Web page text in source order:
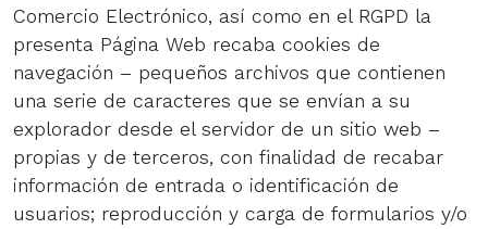
Comercio Electrónico, así como en el RGPD la
presenta Página Web recaba cookies de
navegación – pequeños archivos que contienen
una serie de caracteres que se envían a su
explorador desde el servidor de un sitio web –
propias y de terceros, con finalidad de recabar
información de entrada o identificación de
usuarios; reproducción y carga de formularios y/o